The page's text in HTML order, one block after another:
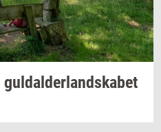
gul­dal­der­land­ska­bet